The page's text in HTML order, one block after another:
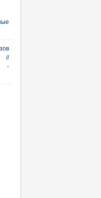
//
-